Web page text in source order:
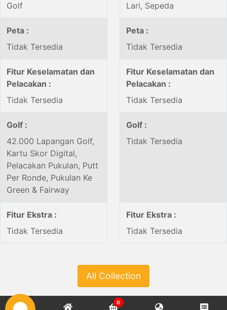
Golf
Lari, Sepeda
Peta :
Tidak Tersedia
Peta :
Tidak Tersedia
Fitur Keselamatan dan
Pelacakan :
Tidak Tersedia
Fitur Keselamatan dan
Pelacakan :
Tidak Tersedia
Golf :
42.000 Lapangan Golf,
Kartu Skor Digital,
Pelacakan Pukulan, Putt
Per Ronde, Pukulan Ke
Green & Fairway
Golf :
Tidak Tersedia
Fitur Ekstra :
Tidak Tersedia
Fitur Ekstra :
Tidak Tersedia
All Collection
0